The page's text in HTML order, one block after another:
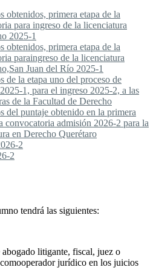
obtenidos, primera etapa de la
para ingreso de la licenciatura
2025-1
obtenidos, primera etapa de la
paraingreso de la licenciatura
Juan del Río 2025-1
de la etapa uno del proceso de
1, para el ingreso 2025-2, a las
de la Facultad de Derecho
del puntaje obtenido en la primera
convocatoria admisión 2026-2 para la
en Derecho Querétaro
2
2
tendrá las siguientes:
litigante, fiscal, juez o
jurídico en los juicios